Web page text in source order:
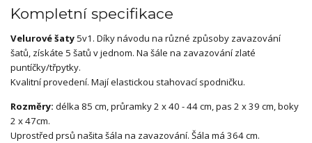
Kompletní specifikace
Velurové šaty 5v1. Díky návodu na různé způsoby zavazování
šatů, získáte 5 šatů v jednom. Na šále na zavazování zlaté
puntíčky/třpytky.
Kvalitní provedení. Mají elastickou stahovací spodničku.
Rozměry: délka 85 cm, průramky 2 x 40 - 44 cm, pas 2 x 39 cm, boky
2 x 47cm.
Uprostřed prsů našita šála na zavazování. Šála má 364 cm.